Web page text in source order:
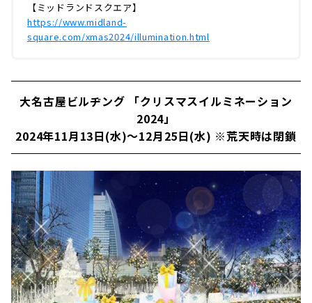
【ミッドランドスクエア】
https://www.midland-
square.com/xmas2024/illumination.html
大名古屋ビルヂング 「クリスマスイルミネーション
2024」
2024年11月13日(水)～12月25日(水) ※荒天時は閉鎖